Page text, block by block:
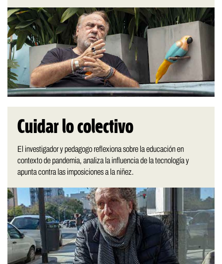
Cuidar lo colectivo
El investigador y pedagogo reflexiona sobre la educación en
contexto de pandemia, analiza la influencia de la tecnología y
apunta contra las imposiciones a la niñez.